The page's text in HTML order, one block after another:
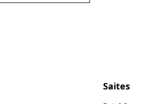
Saites